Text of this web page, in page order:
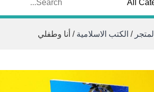
المتجر / الكتب الاسلامية / أنا وطفلي